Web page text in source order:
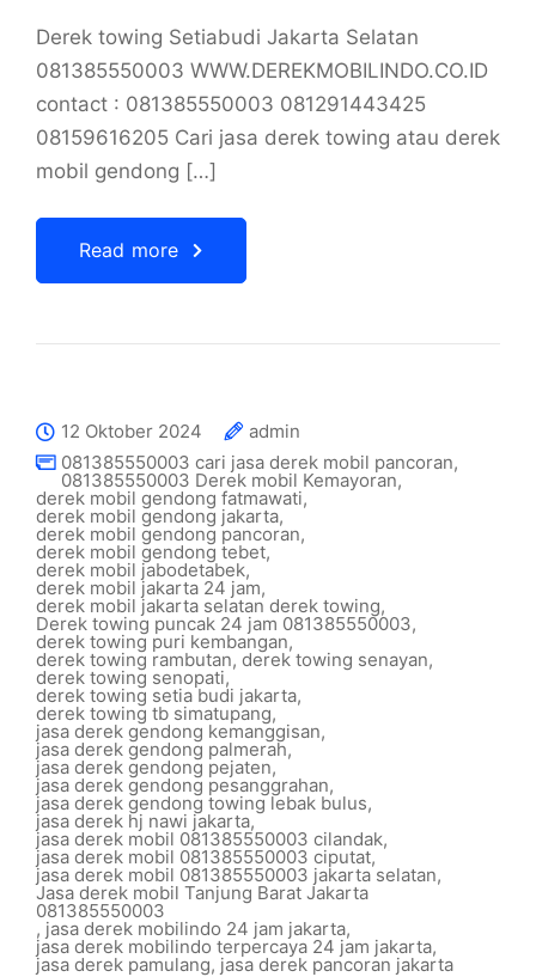
Derek towing Setiabudi Jakarta Selatan
081385550003 WWW.DEREKMOBILINDO.CO.ID
contact : 081385550003 081291443425
08159616205 Cari jasa derek towing atau derek
mobil gendong […]
Read more
12 Oktober 2024
admin
081385550003 cari jasa derek mobil pancoran,
081385550003 Derek mobil Kemayoran,
derek mobil gendong fatmawati,
derek mobil gendong jakarta,
derek mobil gendong pancoran,
derek mobil gendong tebet,
derek mobil jabodetabek,
derek mobil jakarta 24 jam,
derek mobil jakarta selatan derek towing,
Derek towing puncak 24 jam 081385550003,
derek towing puri kembangan,
derek towing rambutan, derek towing senayan,
derek towing senopati,
derek towing setia budi jakarta,
derek towing tb simatupang,
jasa derek gendong kemanggisan,
jasa derek gendong palmerah,
jasa derek gendong pejaten,
jasa derek gendong pesanggrahan,
jasa derek gendong towing lebak bulus,
jasa derek hj nawi jakarta,
jasa derek mobil 081385550003 cilandak,
jasa derek mobil 081385550003 ciputat,
jasa derek mobil 081385550003 jakarta selatan,
Jasa derek mobil Tanjung Barat Jakarta
081385550003
, jasa derek mobilindo 24 jam jakarta,
jasa derek mobilindo terpercaya 24 jam jakarta,
jasa derek pamulang, jasa derek pancoran jakarta